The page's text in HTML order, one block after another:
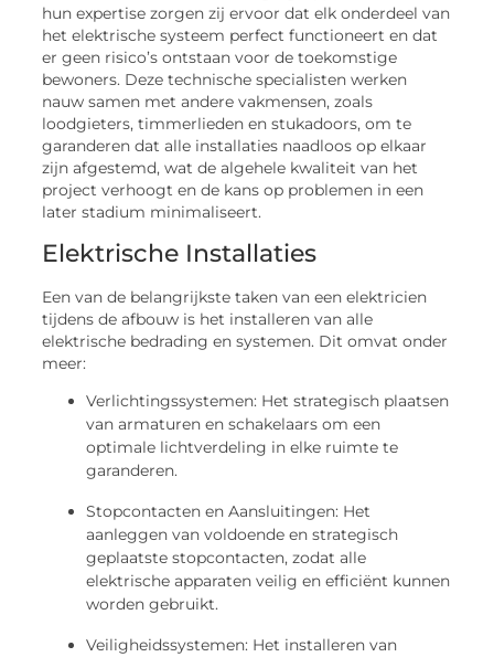
hun expertise zorgen zij ervoor dat elk onderdeel van
het elektrische systeem perfect functioneert en dat
er geen risico’s ontstaan voor de toekomstige
bewoners. Deze technische specialisten werken
nauw samen met andere vakmensen, zoals
loodgieters, timmerlieden en stukadoors, om te
garanderen dat alle installaties naadloos op elkaar
zijn afgestemd, wat de algehele kwaliteit van het
project verhoogt en de kans op problemen in een
later stadium minimaliseert.
Elektrische Installaties
Een van de belangrijkste taken van een elektricien
tijdens de afbouw is het installeren van alle
elektrische bedrading en systemen. Dit omvat onder
meer:
Verlichtingssystemen: Het strategisch plaatsen
van armaturen en schakelaars om een
optimale lichtverdeling in elke ruimte te
garanderen.
Stopcontacten en Aansluitingen: Het
aanleggen van voldoende en strategisch
geplaatste stopcontacten, zodat alle
elektrische apparaten veilig en efficiënt kunnen
worden gebruikt.
Veiligheidssystemen: Het installeren van